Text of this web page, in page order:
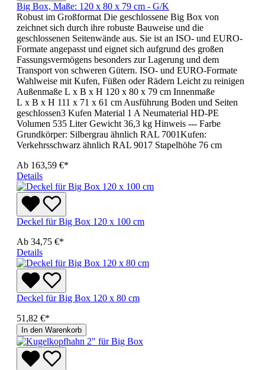
Big Box, Maße: 120 x 80 x 79 cm - G/K
Robust im Großformat Die geschlossene Big Box von
zeichnet sich durch ihre robuste Bauweise und die
geschlossenen Seitenwände aus. Sie ist an ISO- und EURO-
Formate angepasst und eignet sich aufgrund des großen
Fassungsvermögens besonders zur Lagerung und dem
Transport von schweren Gütern. ISO- und EURO-Formate
Wahlweise mit Kufen, Füßen oder Rädern Leicht zu reinigen
Außenmaße L x B x H 120 x 80 x 79 cm Innenmaße
L x B x H 111 x 71 x 61 cm Ausführung Boden und Seiten
geschlossen3 Kufen Material 1 A Neumaterial HD-PE
Volumen 535 Liter Gewicht 36,3 kg Hinweis --- Farbe
Grundkörper: Silbergrau ähnlich RAL 7001Kufen:
Verkehrsschwarz ähnlich RAL 9017 Stapelhöhe 76 cm
Ab 163,59 €*
Details
Deckel für Big Box 120 x 100 cm
Ab 34,75 €*
Details
Deckel für Big Box 120 x 80 cm
51,82 €*
In den Warenkorb